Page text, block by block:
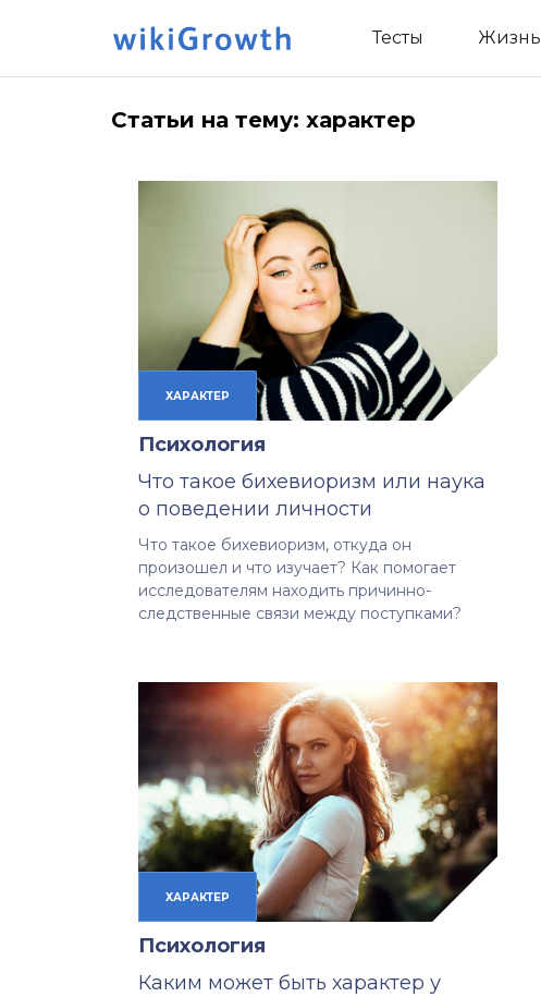
Тесты Жизнь
Статьи на тему: характер
ХАРАКТЕР
Психология
Что такое бихевиоризм или наука
о поведении личности
Что такое бихевиоризм, откуда он
произошел и что изучает? Как помогает
исследователям находить причинно-
следственные связи между поступками?
ХАРАКТЕР
Психология
Каким может быть характер у